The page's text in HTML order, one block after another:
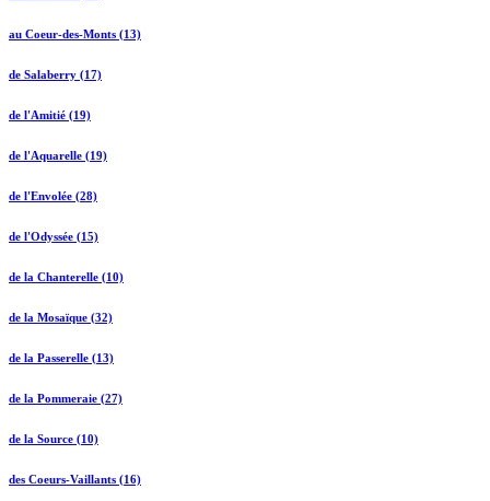
au Coeur-des-Monts (13)
de Salaberry (17)
de l'Amitié (19)
de l'Aquarelle (19)
de l'Envolée (28)
de l'Odyssée (15)
de la Chanterelle (10)
de la Mosaïque (32)
de la Passerelle (13)
de la Pommeraie (27)
de la Source (10)
des Coeurs-Vaillants (16)